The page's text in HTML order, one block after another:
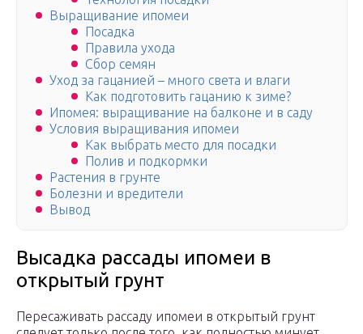
Выращивание ипомеи
Посадка
Правила ухода
Сбор семян
Уход за гацанией – много света и влаги
Как подготовить гацанию к зиме?
Ипомея: выращивание на балконе и в саду
Условия выращивания ипомеи
Как выбрать место для посадки
Полив и подкормки
Растения в грунте
Болезни и вредители
Вывод
Высадка рассады ипомеи в
открытый грунт
Пересаживать рассаду ипомеи в открытый грунт